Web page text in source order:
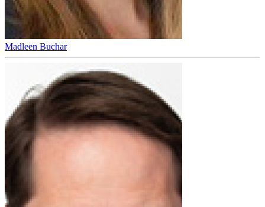
Madleen Buchar